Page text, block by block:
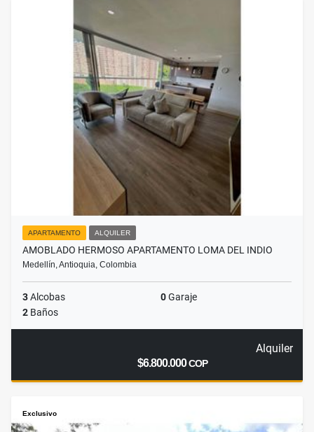
APARTAMENTO ALQUILER
AMOBLADO HERMOSO APARTAMENTO LOMA DEL INDIO
Medellín, Antioquia, Colombia
3Alcobas 0Garaje
2 Baños
Alquiler
$6.800.000COP
Exclusivo